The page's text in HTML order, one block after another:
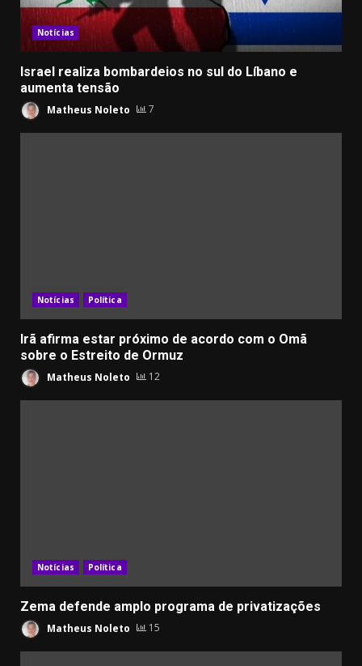
Notícias
Israel realiza bombardeios no sul do Líbano e
aumenta tensão
Matheus Noleto 7
Notícias Política
Irã afirma estar próximo de acordo com o Omã
sobre o Estreito de Ormuz
Matheus Noleto 12
Notícias Política
Zema defende amplo programa de privatizações
Matheus Noleto 15